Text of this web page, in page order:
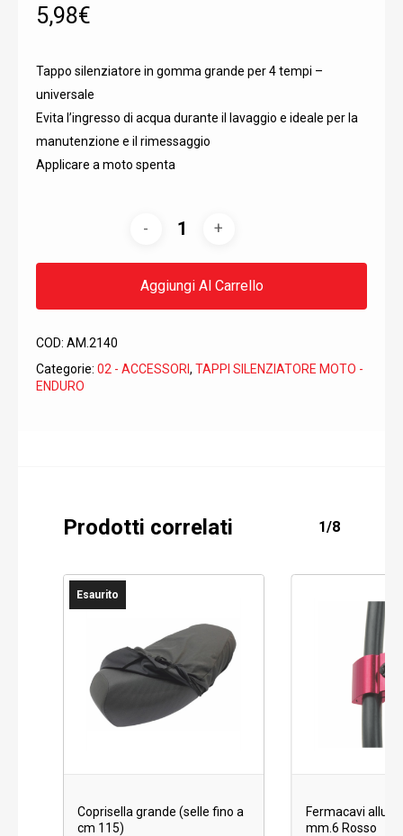
5,98€
Tappo silenziatore in gomma grande per 4 tempi –
universale
Evita l’ingresso di acqua durante il lavaggio e ideale per la
manutenzione e il rimessaggio
Applicare a moto spenta
Aggiungi Al Carrello
COD: AM.2140
Categorie: 02 - ACCESSORI , TAPPI SILENZIATORE MOTO -
ENDURO
Prodotti correlati 1/8
Esaurito
Coprisella grande (selle fino a
cm 115)
Fermacavi
mm.6 Rosso